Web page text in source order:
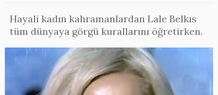
Hayali kadın kahramanlardan Lale Belkıs
tüm dünyaya görgü kurallarını öğretirken.